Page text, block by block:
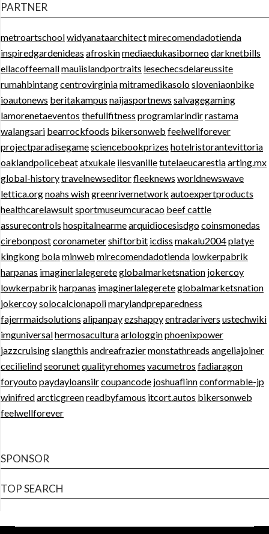
PARTNER
metroartschoolwidyanataarchitectmirecomendadotienda
inspiredgardenideas afroskinmediaedukasiborneodarknetbills
ellacoffeemallmauiislandportraits lesechecsdelareussite
rumahbintangcentrovirginiamitramedikasolosloveniaonbike
ioautonews beritakampus naijasportnews salvagegaming
lamorenetaeventos thefullfitness programlarindirrastama
walangsari bearrockfoods bikersonweb feelwellforever
projectparadisegamesciencebookprizes hotelristorantevittoria
oaklandpolicebeatatxukale ilesvanilletutelaeucarestiaarting.mx
global-historytravelnewseditorfleeknews worldnewswave
lettica.orgnoahs wishgreenrivernetwork autoexpertproducts
healthcarelawsuitsportmuseumcuracao beef cattle
assurecontrols hospitalnearmearquidiocesisdgocoinsmonedas
cirebonpostcoronametershiftorbit icdiss makalu2004platye
kingkong bolaminweb mirecomendadotienda lowkerpabrik
harpanas imaginerlalegereteglobalmarketsnation jokercoy
lowkerpabrik harpanas imaginerlalegereteglobalmarketsnation
jokercoysolocalcionapolimarylandpreparedness
fajerrmaidsolutions alipanpayezshappyentradarivers ustechwiki
imguniversalhermosaculturaarlologginphoenixpower
jazzcruisingslangthis andreafraziermonstathreads angeliajoiner
cecilielindseorunetqualityrehomes vacumetros fadiaragon
foryoutopaydayloansilrcoupancode joshuaflinnconformable-jp
winifredarcticgreenreadbyfamous itcort.autos bikersonweb
feelwellforever
SPONSOR
TOP SEARCH